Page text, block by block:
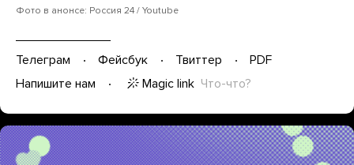
Фото в анонсе: Россия 24 / Youtube
Телеграм Фейсбук Твиттер
PDF
Напишите нам
Magic link Что-что?